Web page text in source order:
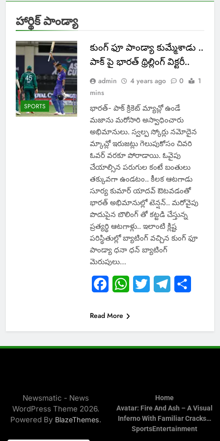
హార్థిక్ పాండ్యా
SPORTS
కుంగ్ ఫూ పాండ్యా కుమ్మేశాడు ..
పాక్ పై భారత్ థ్రిల్లింగ్ విక్టరీ..
admin 4 years ago 0
1
mins
భారత్- పాక్ క్రికెట్ మ్యాచ్లో ఉండే
మజాను మరోసారి అస్వాధించారు
అభిమానులు. స్వల్ప స్కోర్లు నమోదైన
మ్కాచ్లో ఇరుజట్లు గెలుపుకోసం చివరి
ఓవర్ వరకూ పోరాడాయి. ఓవైపు
చేయాల్సిన పరుగుల కంటే బంతులు
తక్కువగా ఉండటం.. కీలక ఆటగాడు
సూర్య కుమార్ యాదవ్ ఔటవడంతో
భారత్ అభిమానుల్లో టెన్షన్.. మరోవైపు
పొదుపైన బౌలింగ్ తో కట్టడి చేస్తున్న
ప్రత్యర్థి ఆటగాళ్లు.. ఇలాంటి క్లిష్ట
పరిస్థితుల్లో బ్యాటింగ్ వచ్చిన కుంగ్ ఫూ
పాండ్యా ధనా ధన్ బ్యాటింగ్
మెరుపులు…
FacebookWhatsApp
Twitter Telegram
Read More
Newsmatic - News
WordPress Theme 2026.
Powered By BlazeThemes.
Home
Avatar: Fire And Ash – A Visual
Inferno With Familiar Cracks…
SportsEntertainment